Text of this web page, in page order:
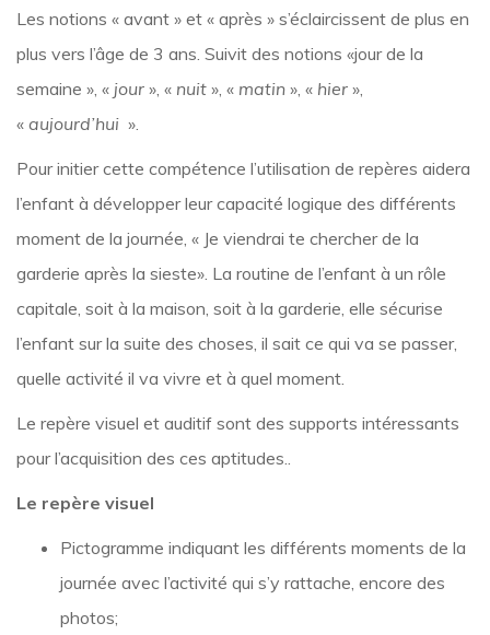
Les notions « avant » et « après » s’éclaircissent de plus en
plus vers l’âge de 3 ans. Suivit des notions «jour de la
semaine », « jour », « nuit », « matin », « hier »,
« aujourd’hui ».
Pour initier cette compétence l’utilisation de repères aidera
l’enfant à développer leur capacité logique des différents
moment de la journée, « Je viendrai te chercher de la
garderie après la sieste». La routine de l’enfant à un rôle
capitale, soit à la maison, soit à la garderie, elle sécurise
l’enfant sur la suite des choses, il sait ce qui va se passer,
quelle activité il va vivre et à quel moment.
Le repère visuel et auditif sont des supports intéressants
pour l’acquisition des ces aptitudes..
Le repère visuel
Pictogramme indiquant les différents moments de la
journée avec l’activité qui s’y rattache, encore des
photos;